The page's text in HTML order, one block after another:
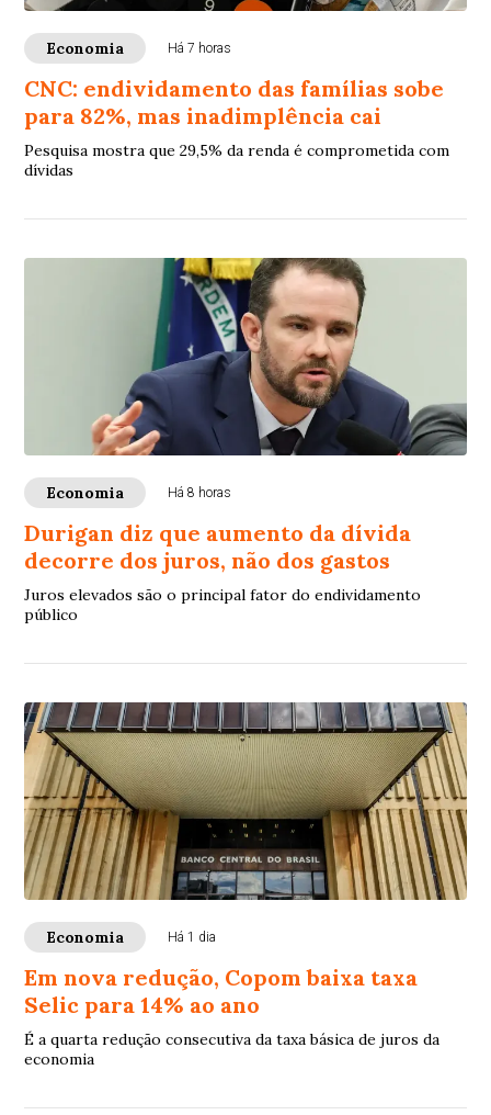
Economia Há 7 horas
CNC: endividamento das famílias sobe
para 82%, mas inadimplência cai
Pesquisa mostra que 29,5% da renda é comprometida com
dívidas
Economia Há 8 horas
Durigan diz que aumento da dívida
decorre dos juros, não dos gastos
Juros elevados são o principal fator do endividamento
público
Economia Há 1 dia
Em nova redução, Copom baixa taxa
Selic para 14% ao ano
É a quarta redução consecutiva da taxa básica de juros da
economia